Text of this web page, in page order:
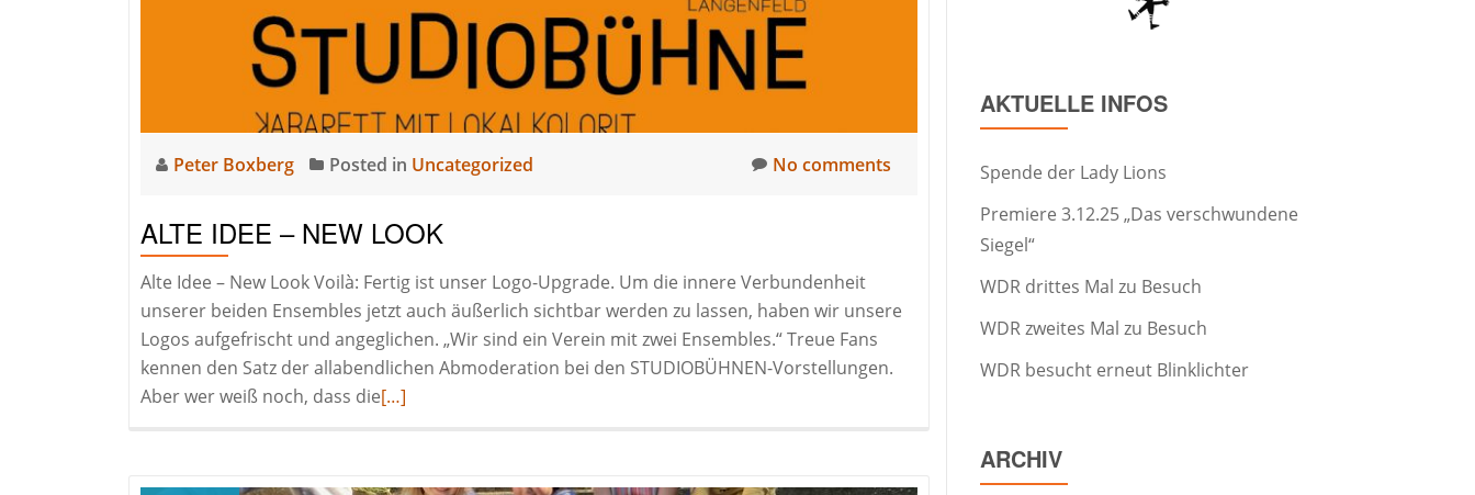
Peter Boxberg Posted in Uncategorized No comments
ALTE IDEE – NEW LOOK
Alte Idee – New Look Voilà: Fertig ist unser Logo-Upgrade. Um die innere Verbundenheit
unserer beiden Ensembles jetzt auch äußerlich sichtbar werden zu lassen, haben wir unsere
Logos aufgefrischt und angeglichen. „Wir sind ein Verein mit zwei Ensembles.“ Treue Fans
kennen den Satz der allabendlichen Abmoderation bei den STUDIOBÜHNEN-Vorstellungen.
Aber wer weiß noch, dass dieRead
[…]
AKTUELLE INFOS
Spende der Lady Lions
Premiere 3.12.25 „Das verschwundene
Siegel“
WDR drittes Mal zu Besuch
WDR zweites Mal zu Besuch
WDR besucht erneut Blinklichter
ARCHIV